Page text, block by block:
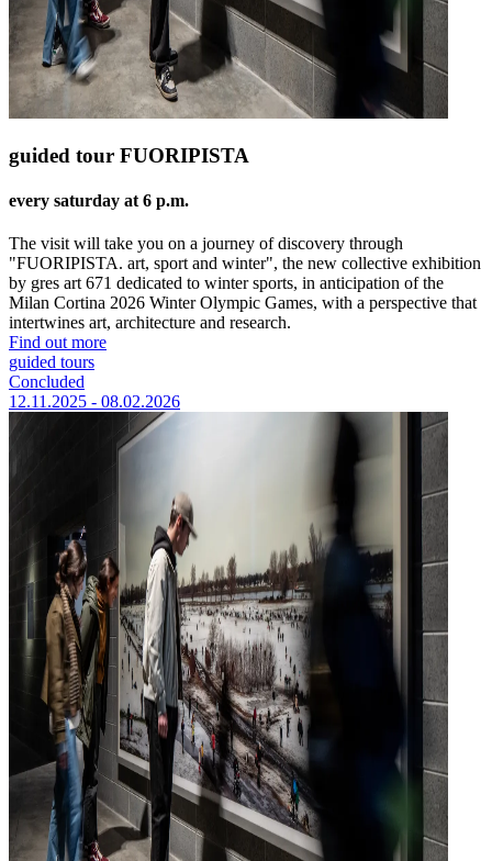
guided tour FUORIPISTA
every saturday at 6 p.m.
The visit will take you on a journey of discovery through
"FUORIPISTA. art, sport and winter", the new collective exhibition
by gres art 671 dedicated to winter sports, in anticipation of the
Milan Cortina 2026 Winter Olympic Games, with a perspective that
intertwines art, architecture and research.
Find out more
guided tours
Concluded
12.11.2025 - 08.02.2026